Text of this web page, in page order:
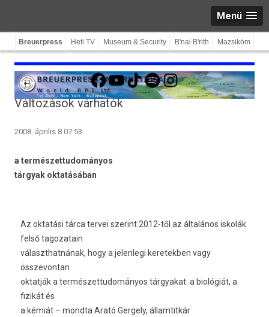
Menü
Breuerpress Heti TV Museum & Security B'nai B'rith Mazsiköm
Facebook
YouTube
TikTokSpotifyInstagram
Változások várhatók
2008. április 8 07:53
a természettudományos
tárgyak oktatásában
Az oktatási tárca tervei szerint 2012-től az általános iskolák
felső tagozatain
választhatnának, hogy a jelenlegi keretekben vagy
összevontan
oktatják a természettudományos tárgyakat: a biológiát, a
fizikát és
a kémiát – mondta Arató Gergely, államtitkár